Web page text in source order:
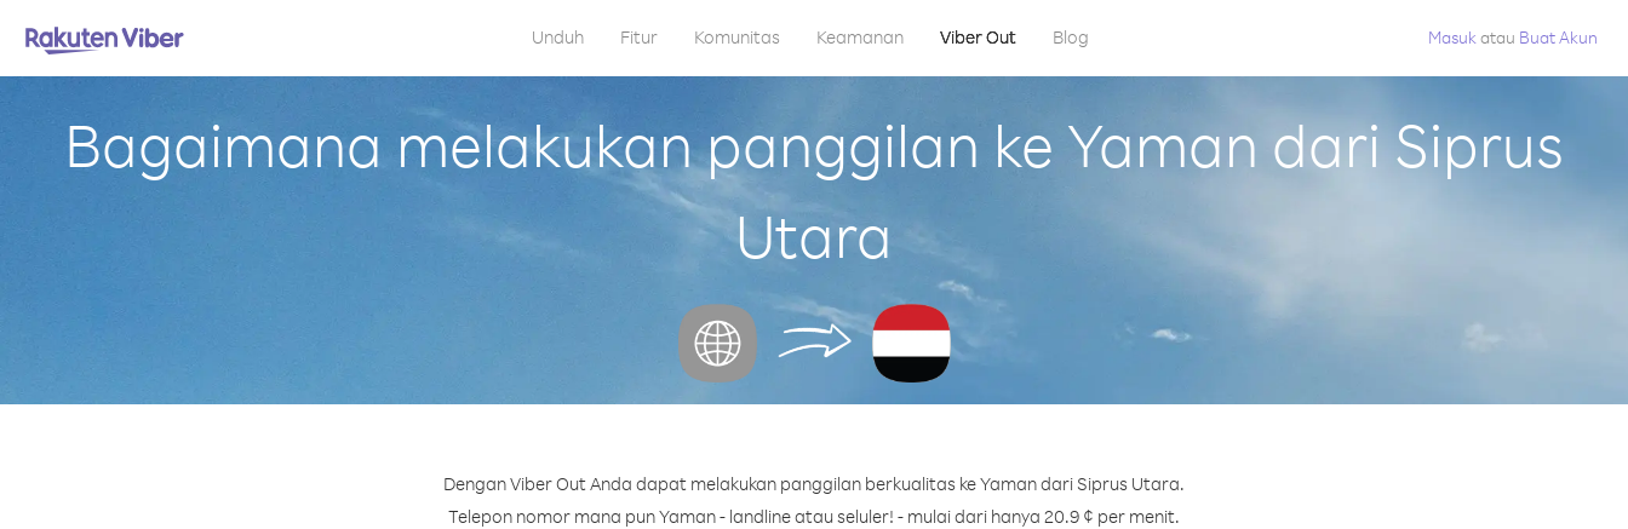
Unduh Fitur Komunitas Keamanan Viber Out Blog Masuk atau Buat Akun
Bagaimana melakukan panggilan ke Yaman dari Siprus
Utara
Dengan Viber Out Anda dapat melakukan panggilan berkualitas ke Yaman dari Siprus Utara.
Telepon nomor mana pun Yaman - landline atau seluler! - mulai dari hanya 20.9 ¢ per menit.